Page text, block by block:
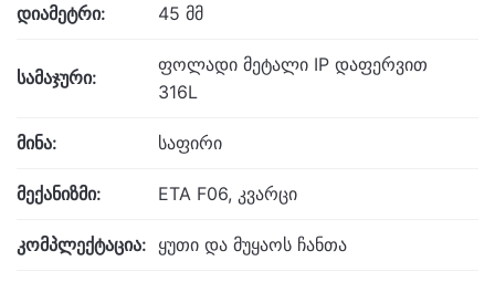
დიამეტრი: 45 მმ
სამაჯური:
ფოლადი მეტალი IP დაფერვით
316L
მინა: საფირი
მექანიზმი: ETA F06, კვარცი
კომპლექტაცია: ყუთი და მუყაოს ჩანთა